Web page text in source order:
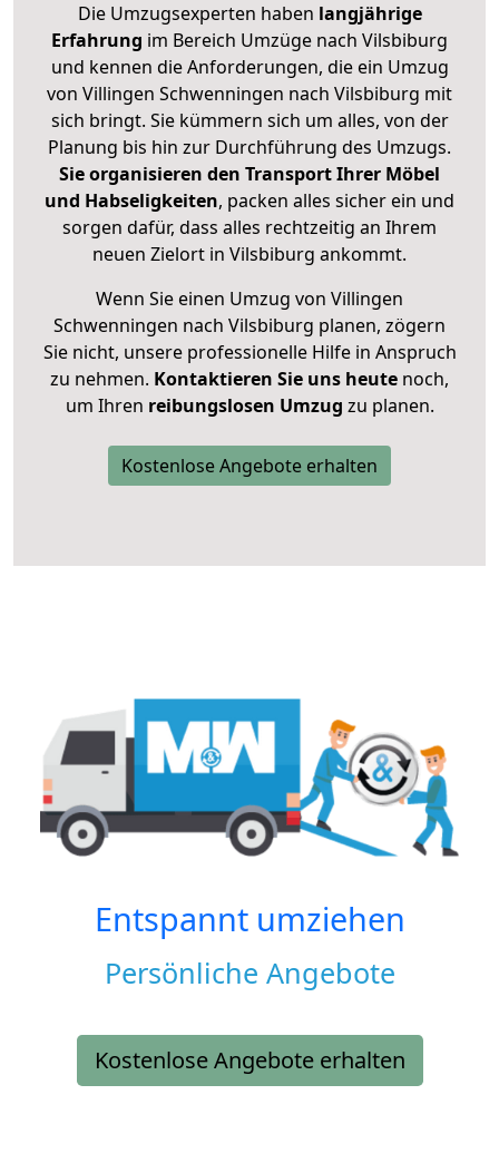
Die Umzugsexperten haben langjährige
Erfahrung im Bereich Umzüge nach Vilsbiburg
und kennen die Anforderungen, die ein Umzug
von Villingen Schwenningen nach Vilsbiburg mit
sich bringt. Sie kümmern sich um alles, von der
Planung bis hin zur Durchführung des Umzugs.
Sie organisieren den Transport Ihrer Möbel
und Habseligkeiten, packen alles sicher ein und
sorgen dafür, dass alles rechtzeitig an Ihrem
neuen Zielort in Vilsbiburg ankommt.
Wenn Sie einen Umzug von Villingen
Schwenningen nach Vilsbiburg planen, zögern
Sie nicht, unsere professionelle Hilfe in Anspruch
zu nehmen. Kontaktieren Sie uns heute noch,
um Ihren reibungslosen Umzug zu planen.
Kostenlose Angebote erhalten
Entspannt umziehen
Persönliche Angebote
Kostenlose Angebote erhalten